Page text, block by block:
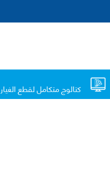
كتالوج متكامل لقطع الغيار